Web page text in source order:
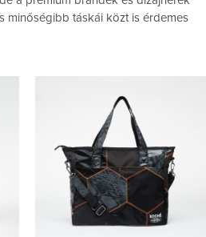
minőségibb táskái közt is érdemes